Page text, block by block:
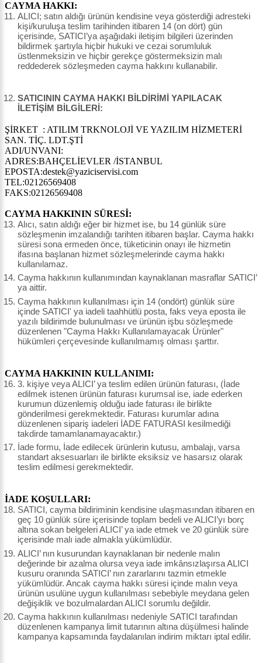
CAYMA HAKKI:
ALICI; satın aldığı ürünün kendisine veya gösterdiği adresteki
kişi/kuruluşa teslim tarihinden itibaren 14 (on dört) gün
içerisinde, SATICI’ya aşağıdaki iletişim bilgileri üzerinden
bildirmek şartıyla hiçbir hukuki ve cezai sorumluluk
üstlenmeksizin ve hiçbir gerekçe göstermeksizin malı
reddederek sözleşmeden cayma hakkını kullanabilir.
SATICININ CAYMA HAKKI BİLDİRİMİ YAPILACAK
İLETİŞİM BİLGİLERİ:
ŞİRKET : ATILIM TRKNOLOJİ VE YAZILIM HİZMETERİ
SAN. TİÇ. LDT.ŞTİ
ADI/UNVANI:
ADRES:BAHÇELİEVLER /İSTANBUL
EPOSTA:destek@yaziciservisi.com
TEL:02126569408
FAKS:02126569408
CAYMA HAKKININ SÜRESİ:
Alıcı, satın aldığı eğer bir hizmet ise, bu 14 günlük süre
sözleşmenin imzalandığı tarihten itibaren başlar. Cayma hakkı
süresi sona ermeden önce, tüketicinin onayı ile hizmetin
ifasına başlanan hizmet sözleşmelerinde cayma hakkı
kullanılamaz.
Cayma hakkının kullanımından kaynaklanan masraflar SATICI’
ya aittir.
Cayma hakkının kullanılması için 14 (ondört) günlük süre
içinde SATICI' ya iadeli taahhütlü posta, faks veya eposta ile
yazılı bildirimde bulunulması ve ürünün işbu sözleşmede
düzenlenen "Cayma Hakkı Kullanılamayacak Ürünler"
hükümleri çerçevesinde kullanılmamış olması şarttır.
CAYMA HAKKININ KULLANIMI:
3. kişiye veya ALICI’ ya teslim edilen ürünün faturası, (İade
edilmek istenen ürünün faturası kurumsal ise, iade ederken
kurumun düzenlemiş olduğu iade faturası ile birlikte
gönderilmesi gerekmektedir. Faturası kurumlar adına
düzenlenen sipariş iadeleri İADE FATURASI kesilmediği
takdirde tamamlanamayacaktır.)
İade formu, İade edilecek ürünlerin kutusu, ambalajı, varsa
standart aksesuarları ile birlikte eksiksiz ve hasarsız olarak
teslim edilmesi gerekmektedir.
İADE KOŞULLARI:
SATICI, cayma bildiriminin kendisine ulaşmasından itibaren en
geç 10 günlük süre içerisinde toplam bedeli ve ALICI’yı borç
altına sokan belgeleri ALICI’ ya iade etmek ve 20 günlük süre
içerisinde malı iade almakla yükümlüdür.
ALICI’ nın kusurundan kaynaklanan bir nedenle malın
değerinde bir azalma olursa veya iade imkânsızlaşırsa ALICI
kusuru oranında SATICI’ nın zararlarını tazmin etmekle
yükümlüdür. Ancak cayma hakkı süresi içinde malın veya
ürünün usulüne uygun kullanılması sebebiyle meydana gelen
değişiklik ve bozulmalardan ALICI sorumlu değildir.
Cayma hakkının kullanılması nedeniyle SATICI tarafından
düzenlenen kampanya limit tutarının altına düşülmesi halinde
kampanya kapsamında faydalanılan indirim miktarı iptal edilir.